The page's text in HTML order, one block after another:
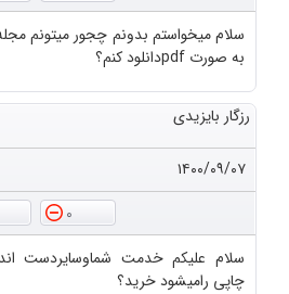
به صورت pdfدانلود کنم؟
رزگار بایزیدی
۱۴۰۰/۰۹/۰۷
0
سلام علیکم خدمت شماوسایردست
چاپی رامیشود خرید؟